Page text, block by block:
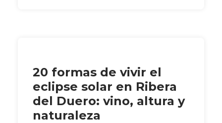
20 formas de vivir el
eclipse solar en Ribera
del Duero: vino, altura y
naturaleza